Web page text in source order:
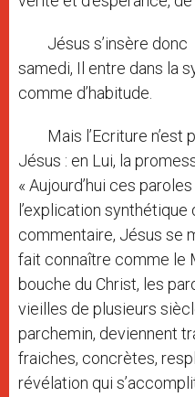
Jésus s’insère donc
samedi, Il entre dans la
comme d’habitude.
Mais l’Ecriture n’est
Jésus : en Lui, la
« Aujourd’hui ces
l’explication
commentaire, Jésus se
fait connaître comme le
bouche du Christ, les
vieilles de plusieurs
parchemin, deviennent
fraiches, concrètes,
révélation qui